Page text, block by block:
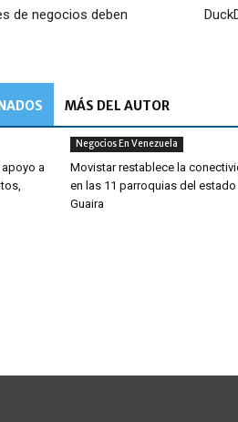
de negocios deben
MÁS DEL AUTOR
a
Negocios En Venezuela
Movistar restablece la
en las 11 parroquias del estado
Guaira